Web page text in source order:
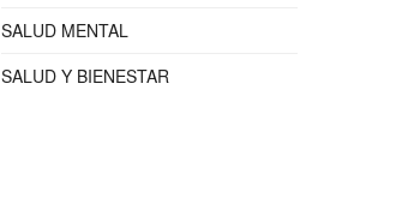
SALUD MENTAL
SALUD Y BIENESTAR